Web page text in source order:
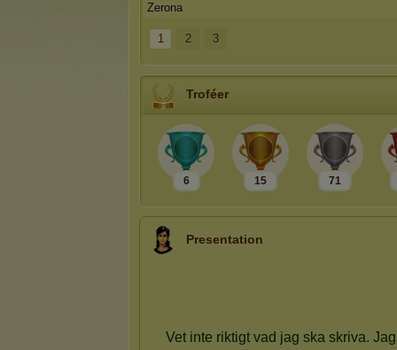
Zerona
1 2 3
Troféer
6 15 71
Presentation